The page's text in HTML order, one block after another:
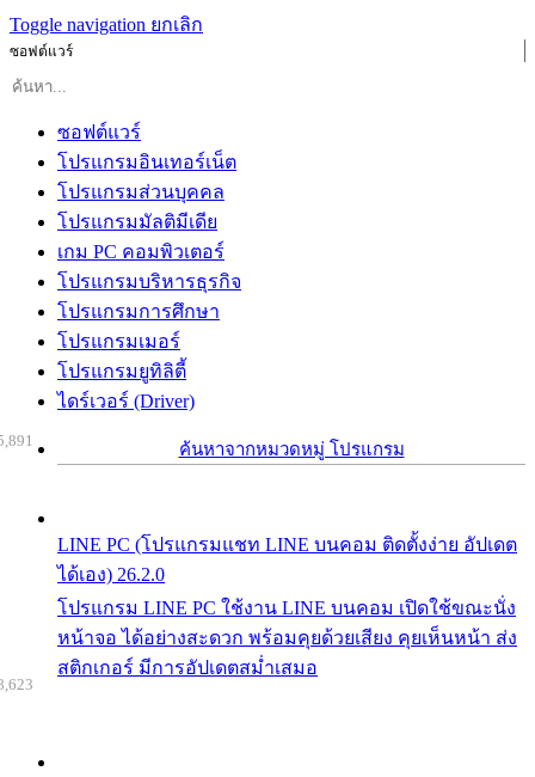
Toggle navigation ยกเลิก
ซอฟต์แวร์
ซอฟต์แวร์
โปรแกรมอินเทอร์เน็ต
โปรแกรมส่วนบุคคล
โปรแกรมมัลติมีเดีย
เกม PC คอมพิวเตอร์
โปรแกรมบริหารธุรกิจ
โปรแกรมการศึกษา
โปรแกรมเมอร์
โปรแกรมยูทิลิตี้
ไดร์เวอร์ (Driver)
ค้นหาจากหมวดหมู่ โปรแกรม
LINE PC (โปรแกรมแชท LINE บนคอม ติดตั้งง่าย อัปเดต
ได้เอง) 26.2.0
โปรแกรม LINE PC ใช้งาน LINE บนคอม เปิดใช้ขณะนั่ง
หน้าจอ ได้อย่างสะดวก พร้อมคุยด้วยเสียง คุยเห็นหน้า ส่ง
สติกเกอร์ มีการอัปเดตสม่ำเสมอ